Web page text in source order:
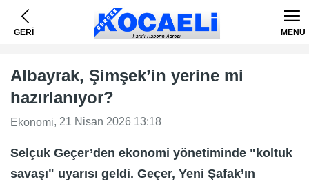
GERİ MENÜ
Albayrak, Şimşek’in yerine mi
hazırlanıyor?
Ekonomi, 21 Nisan 2026 13:18
Selçuk Geçer’den ekonomi yönetiminde "koltuk
savaşı" uyarısı geldi. Geçer, Yeni Şafak’ın